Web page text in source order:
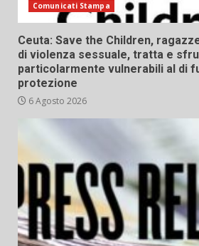
Comunicati Stampa
Ceuta: Save the Children,
di violenza sessuale, tratta e
particolarmente vulnerabili al di
protezione
6 Agosto 2026